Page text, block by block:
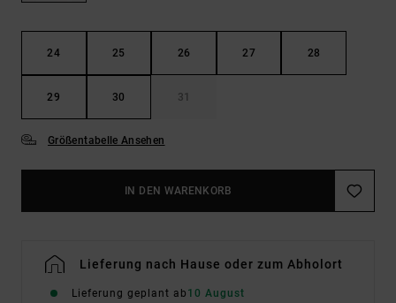
24 25 26 27 28
29 30 31
Größentabelle Ansehen
IN DEN WARENKORB
Lieferung nach Hause oder zum Abholort
Lieferung geplant ab 10 August